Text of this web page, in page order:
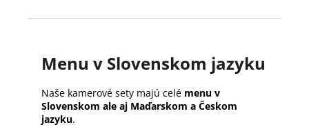
Menu v Slovenskom jazyku
Naše kamerové sety majú celé menu v
Slovenskom ale aj Maďarskom a Českom
jazyku.